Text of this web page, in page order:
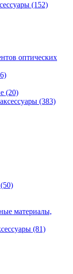
(152)
оптических
(20)
(383)
(50)
материалы,
(81)